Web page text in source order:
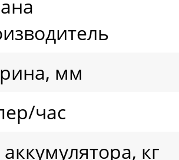
мм
час
аккумулятора, кг